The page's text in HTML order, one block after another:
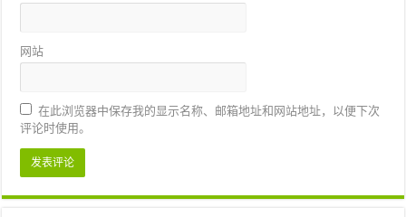
网站
在此浏览器中保存我的显示名称、邮箱地址和网站地址，以便下次
评论时使用。